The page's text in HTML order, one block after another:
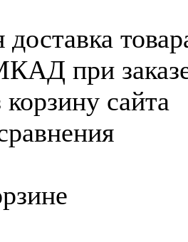
доставка
при
корзину сайта